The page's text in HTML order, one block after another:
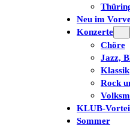
Neu im
Konzerte
Chöre
Jazz,
Klassik
Rock
KLUB-
Sommer